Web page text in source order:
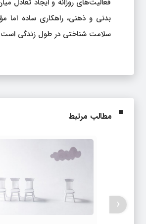
بدنی و ذهنی، راهکاری ساده اما
سلامت شناختی در طول زندگی
مطالب مرتبط
‹